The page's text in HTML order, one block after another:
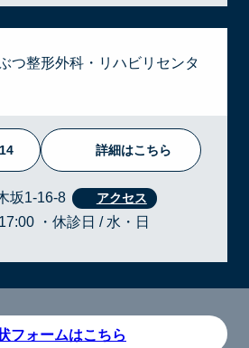
つ整形外科・リハビリセンタ
詳細はこちら
坂1-16-8
・休診日 / 水・日
フォームはこちら